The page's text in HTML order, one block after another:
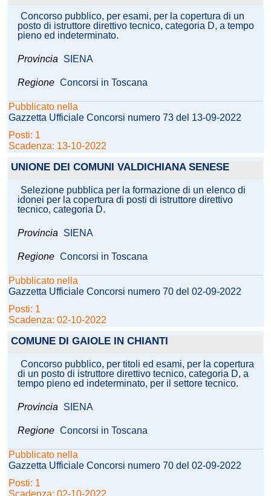
Concorso pubblico, per esami, per la copertura di un
posto di istruttore direttivo tecnico, categoria D, a tempo
pieno ed indeterminato.
Provincia SIENA
Regione Concorsi in Toscana
Pubblicato nella
Gazzetta Ufficiale Concorsi numero 73 del 13-09-2022
Posti: 1
Scadenza: 13-10-2022
UNIONE DEI COMUNI VALDICHIANA SENESE
Selezione pubblica per la formazione di un elenco di
idonei per la copertura di posti di istruttore direttivo
tecnico, categoria D.
Provincia SIENA
Regione Concorsi in Toscana
Pubblicato nella
Gazzetta Ufficiale Concorsi numero 70 del 02-09-2022
Posti: 1
Scadenza: 02-10-2022
COMUNE DI GAIOLE IN CHIANTI
Concorso pubblico, per titoli ed esami, per la copertura
di un posto di istruttore direttivo tecnico, categoria D, a
tempo pieno ed indeterminato, per il settore tecnico.
Provincia SIENA
Regione Concorsi in Toscana
Pubblicato nella
Gazzetta Ufficiale Concorsi numero 70 del 02-09-2022
Posti: 1
Scadenza: 02-10-2022